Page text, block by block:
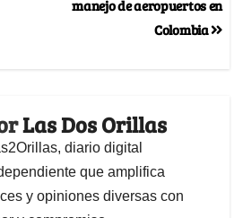
manejo de aeropuertos en
Colombia
Las Dos Orillas
diario digital
que amplifica
y opiniones diversas con